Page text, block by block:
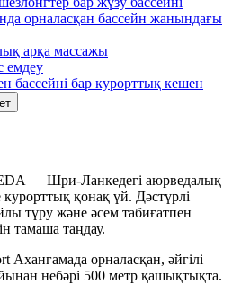
— Шри-Ланкедегі аюрведалық
қонақ үй. Дәстүрлі
тұру және әсем табиғатпен
тамаша таңдау.
Ахангамада орналасқан, әйгілі
небәрі 500 метр қашықтықта.